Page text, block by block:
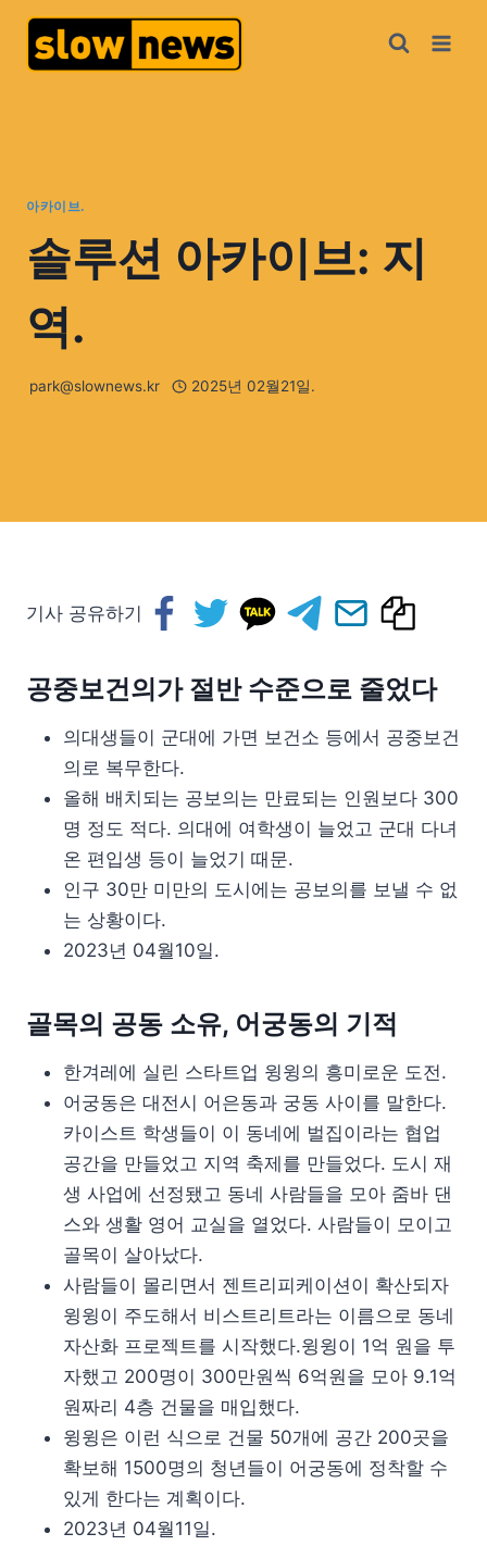
아카이브.
솔루션 아카이브: 지
역.
park@slownews.kr 2025년 02월21일.
기사 공유하기
공중보건의가 절반 수준으로 줄었다
의대생들이 군대에 가면 보건소 등에서 공중보건
의로 복무한다.
올해 배치되는 공보의는 만료되는 인원보다 300
명 정도 적다. 의대에 여학생이 늘었고 군대 다녀
온 편입생 등이 늘었기 때문.
인구 30만 미만의 도시에는 공보의를 보낼 수 없
는 상황이다.
2023년 04월10일.
골목의 공동 소유, 어궁동의 기적
한겨레에 실린 스타트업 윙윙의 흥미로운 도전.
어궁동은 대전시 어은동과 궁동 사이를 말한다.
카이스트 학생들이 이 동네에 벌집이라는 협업
공간을 만들었고 지역 축제를 만들었다. 도시 재
생 사업에 선정됐고 동네 사람들을 모아 줌바 댄
스와 생활 영어 교실을 열었다. 사람들이 모이고
골목이 살아났다.
사람들이 몰리면서 젠트리피케이션이 확산되자
윙윙이 주도해서 비스트리트라는 이름으로 동네
자산화 프로젝트를 시작했다.윙윙이 1억 원을 투
자했고 200명이 300만원씩 6억원을 모아 9.1억
원짜리 4층 건물을 매입했다.
윙윙은 이런 식으로 건물 50개에 공간 200곳을
확보해 1500명의 청년들이 어궁동에 정착할 수
있게 한다는 계획이다.
2023년 04월11일.